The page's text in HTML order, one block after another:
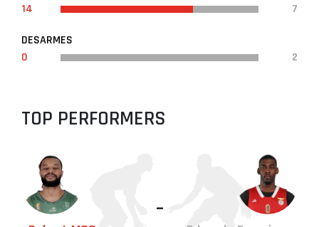
14
7
DESARMES
0
2
TOP PERFORMERS
-